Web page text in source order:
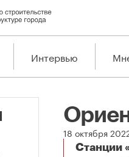
Интервью
18 октября
Станции